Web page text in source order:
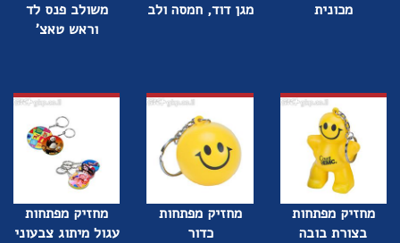
מכונית
מגן דוד, חמסה ולב
משולב פנס לד
וראש טאצ'
מחזיק מפתחות
בצורת בובה
מחזיק מפתחות
כדור
מחזיק מפתחות
עגול מיתוג צבעוני